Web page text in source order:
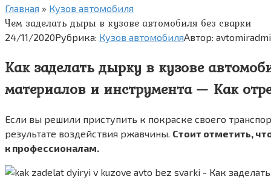
Главная » Кузов автомобиля
Чем заделать дыры в кузове автомобиля без сварки
24/11/2020Рубрика: Кузов автомобиляАвтор:
Как заделать дырку в кузове
материалов и инструмента — Как
Если вы решили приступить к покраске своего
результате воздействия ржавчины. Стоит отметить,
к профессионалам.